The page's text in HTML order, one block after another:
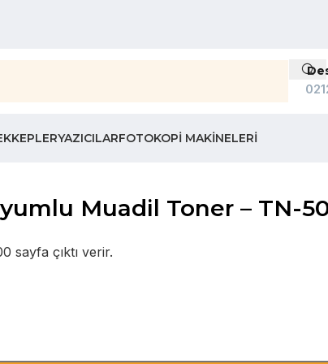
YAZICILARFOTOKOPI MAKINELERI
Muadil Toner – TN-
sayfa çıktı verir.